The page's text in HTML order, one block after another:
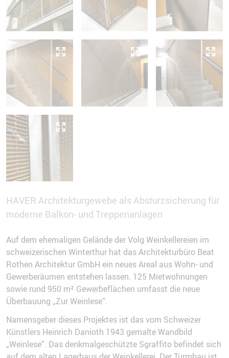
HAVER Architekturgewebe als Absturzsicherung für
moderne Balkon- und Treppenanlagen
Auf dem ehemaligen Gelände der Volg Weinkellereien im
schweizerischen Winterthur hat das Architekturbüro Beat
Rothen Architektur GmbH ein neues Areal aus Wohn- und
Gewerberäumen entstehen lassen. 125 Mietwohnungen
sowie rund 950 m² Gewerbeflächen umfasst die neue
Überbauung „Zur Weinlese“.
Namensgeber dieses Projektes ist das vom Schweizer
Künstlers Heinrich Danioth 1943 gemalte Wandbild
„Weinlese“. Das denkmalgeschützte Sgraffito befindet sich